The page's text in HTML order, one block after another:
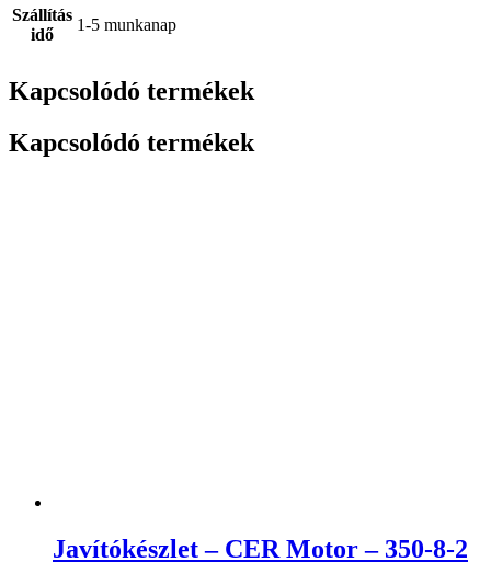
Szállítás
idő
1-5 munkanap
Kapcsolódó termékek
Kapcsolódó termékek
Javítókészlet – CER Motor – 350-8-2